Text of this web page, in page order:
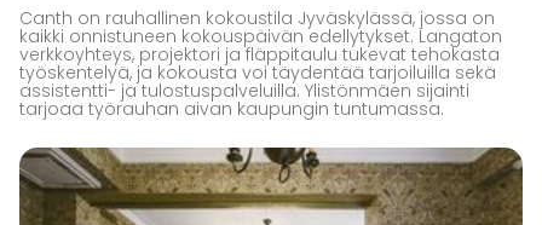
Canth on rauhallinen kokoustila Jyväskylässä, jossa on
kaikki onnistuneen kokouspäivän edellytykset. Langaton
verkkoyhteys, projektori ja fläppitaulu tukevat tehokasta
työskentelyä, ja kokousta voi täydentää tarjoiluilla sekä
assistentti- ja tulostuspalveluilla. Ylistönmäen sijainti
tarjoaa työrauhan aivan kaupungin tuntumassa.